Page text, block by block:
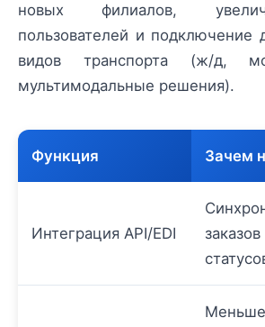
новых филиалов,
пользователей и подключение
видов транспорта (ж/д,
мультимодальные решения).
Функция Зачем
Интеграция API/EDI
заказов
Меньше